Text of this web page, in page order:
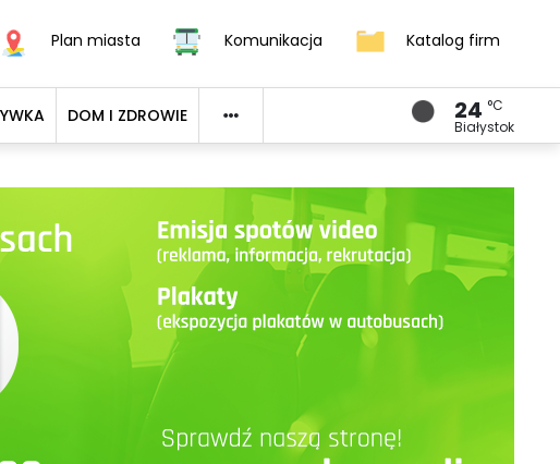
Plan miasta Komunikacja Katalog firm
DOM I ZDROWIE 24 °C
Białystok